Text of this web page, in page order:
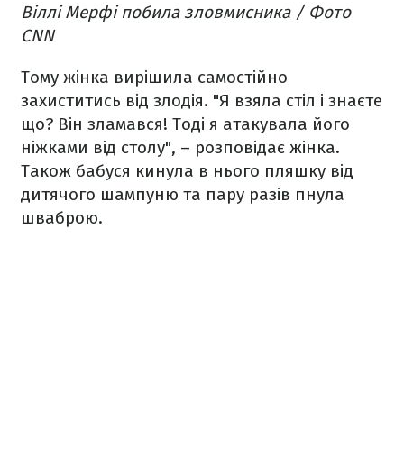
Віллі Мерфі побила зловмисника / Фото
CNN
Тому жінка вирішила самостійно
захиститись від злодія. "Я взяла стіл і знаєте
що? Він зламався! Тоді я атакувала його
ніжками від столу", – розповідає жінка.
Також бабуся кинула в нього пляшку від
дитячого шампуню та пару разів пнула
шваброю.